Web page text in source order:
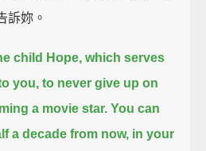
訴妳。
child Hope, which serves
you, to never give up on
a movie star. You can
a decade from now, in your